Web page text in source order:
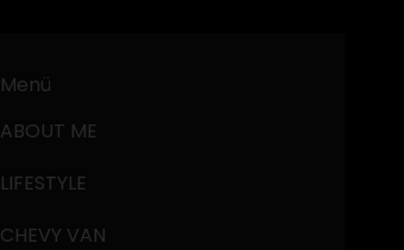
Menü
ABOUT ME
LIFESTYLE
CHEVY VAN